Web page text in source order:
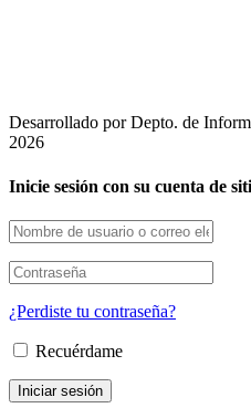
Desarrollado por Depto. de
2026
Inicie sesión con su cuenta de
¿Perdiste tu contraseña?
Recuérdame